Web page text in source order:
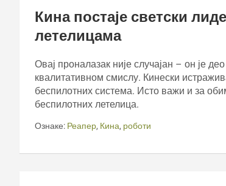
Кина постаје светски
летелицама
Овај проналазак није случајан – он је
квалитативном смислу. Кинески
беспилотних система. Исто важи и за
беспилотних летелица.
Ознаке: Реапер, Кина, роботи